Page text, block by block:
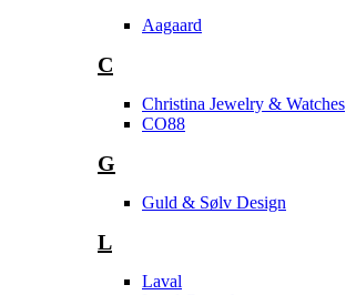
Aagaard
C
Christina Jewelry & Watches
CO88
G
Guld & Sølv Design
L
Laval